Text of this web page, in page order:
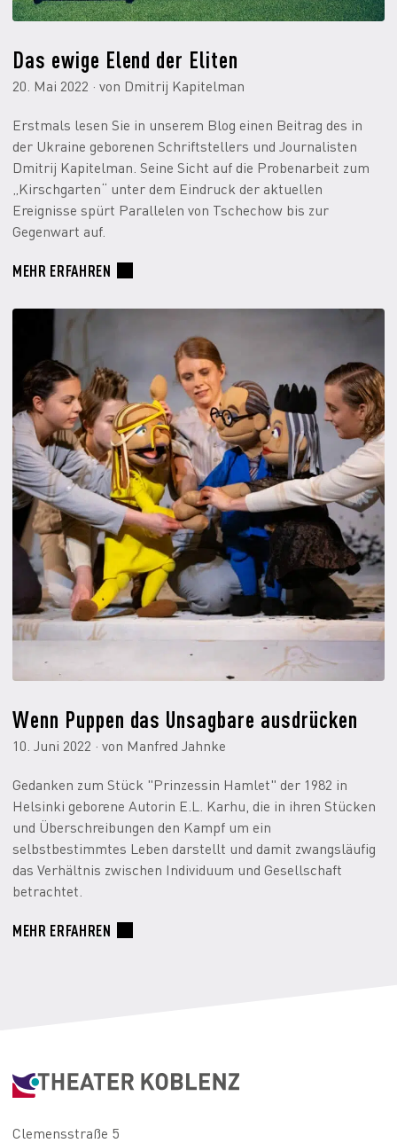
Das ewige Elend der Eliten
20. Mai 2022 · von Dmitrij Kapitelman
Erstmals lesen Sie in unserem Blog einen Beitrag des in
der Ukraine geborenen Schriftstellers und Journalisten
Dmitrij Kapitelman. Seine Sicht auf die Probenarbeit zum
„Kirschgarten“ unter dem Eindruck der aktuellen
Ereignisse spürt Parallelen von Tschechow bis zur
Gegenwart auf.
MEHR ERFAHREN
Wenn Puppen das Unsagbare ausdrücken
10. Juni 2022 · von Manfred Jahnke
Gedanken zum Stück "Prinzessin Hamlet" der 1982 in
Helsinki geborene Autorin E.L. Karhu, die in ihren Stücken
und Überschreibungen den Kampf um ein
selbstbestimmtes Leben darstellt und damit zwangsläufig
das Verhältnis zwischen Individuum und Gesellschaft
betrachtet.
MEHR ERFAHREN
Clemensstraße 5